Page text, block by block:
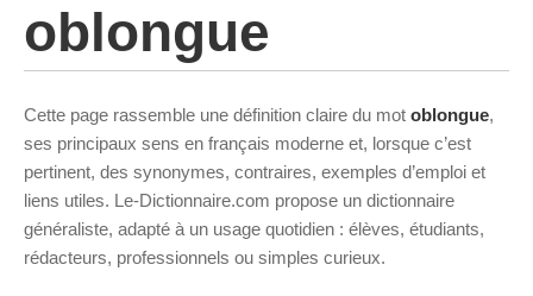
oblongue
Cette page rassemble une définition claire du mot oblongue,
ses principaux sens en français moderne et, lorsque c’est
pertinent, des synonymes, contraires, exemples d’emploi et
liens utiles. Le-Dictionnaire.com propose un dictionnaire
généraliste, adapté à un usage quotidien : élèves, étudiants,
rédacteurs, professionnels ou simples curieux.